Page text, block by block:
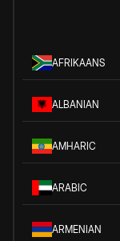
AFRIKAANS
ALBANIAN
AMHARIC
ARABIC
ARMENIAN